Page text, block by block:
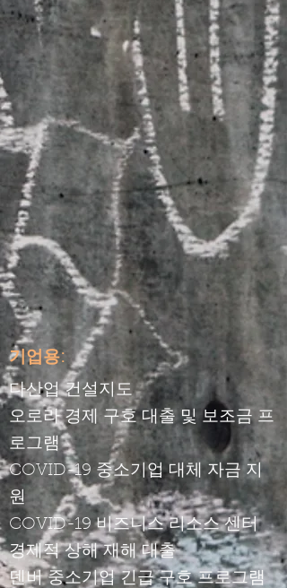
기업용:
다산업 건설지도
오로라 경제 구호 대출 및 보조금 프
로그램
COVID-19 중소기업 대체 자금 지
원
COVID-19 비즈니스 리소스 센터
경제적 상해 재해 대출
덴버 중소기업 긴급 구호 프로그램